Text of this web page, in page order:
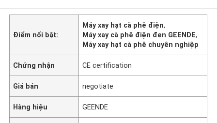
Điểm nổi bật:
Máy xay hạt cà phê điện,
Máy xay cà phê điện đen GEENDE,
Máy xay hạt cà phê chuyên nghiệp
Chứng nhận CE certification
Giá bán negotiate
Hàng hiệu GEENDE